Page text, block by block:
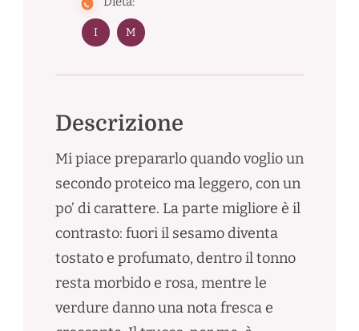
I M
Descrizione
Mi piace prepararlo quando voglio un
secondo proteico ma leggero, con un
po’ di carattere. La parte migliore è il
contrasto: fuori il sesamo diventa
tostato e profumato, dentro il tonno
resta morbido e rosa, mentre le
verdure danno una nota fresca e